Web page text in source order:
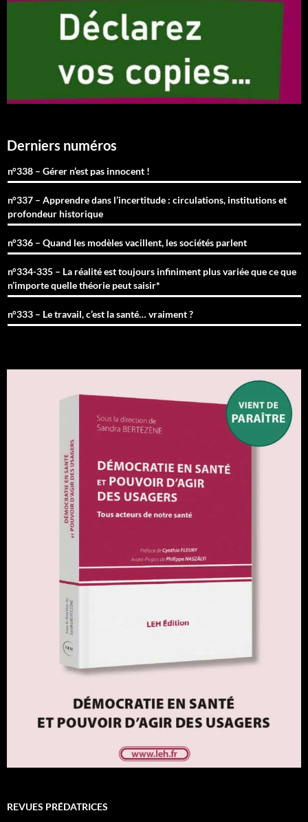
Derniers numéros
n°338 – Gérer n’est pas innocent !
n°337 – Apprendre dans l’incertitude : circulations, institutions et
profondeur historique
n°336 – Quand les modèles vacillent, les sociétés parlent
n°334-335 – La réalité est toujours infiniment plus variée que ce que
n’importe quelle théorie peut saisir*
n°333 – Le travail, c’est la santé… vraiment ?
REVUES PRÉDATRICES